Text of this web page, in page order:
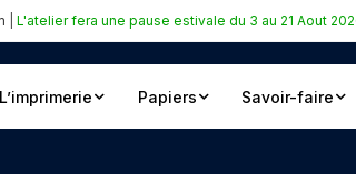
L'atelier fera une pause estivale du 3 au 21 Aout
L’imprimerie Papiers Savoir-faire